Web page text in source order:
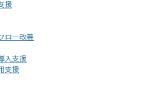
援
ロー改善
入支援
支援